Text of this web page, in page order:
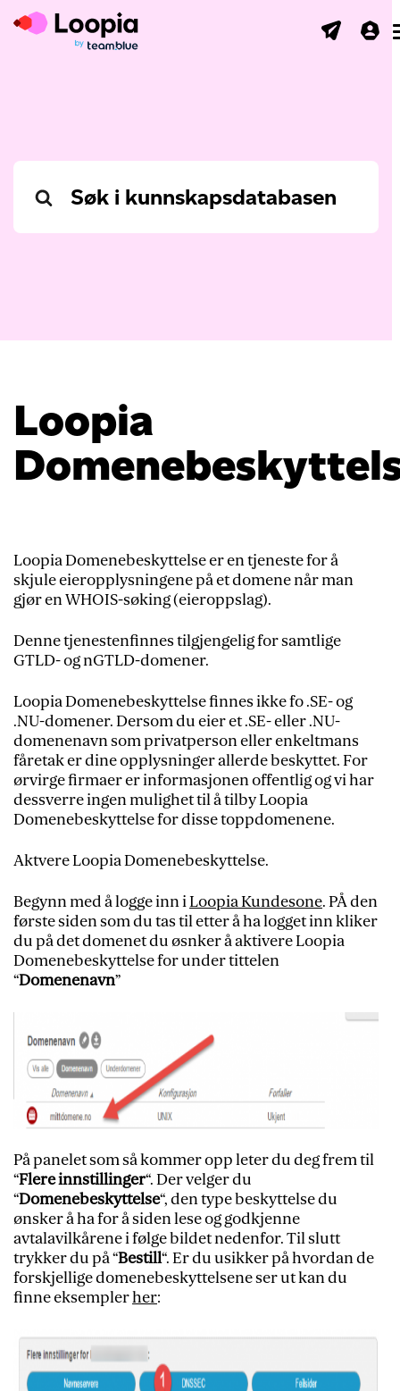
Search
Loopia
Loopia Domenebeskyttelse er en tjeneste for å
skjule eieropplysningene på et domene når man
gjør en WHOIS-søking (eieroppslag).
Denne tjenestenfinnes tilgjengelig for samtlige
GTLD- og nGTLD-domener.
Loopia Domenebeskyttelse finnes ikke fo .SE- og
.NU-domener. Dersom du eier et .SE- eller .NU-
domenenavn som privatperson eller enkeltmans
fåretak er dine opplysninger allerde beskyttet. For
ørvirge firmaer er informasjonen offentlig og vi har
dessverre ingen mulighet til å tilby Loopia
Domenebeskyttelse for disse toppdomenene.
Aktvere Loopia Domenebeskyttelse.
Begynn med å logge inn iLoopia Kundesone. PÅ den
første siden som du tas til etter å ha logget inn kliker
du på det domenet du øsnker å aktivere Loopia
Domenebeskyttelse for under tittelen
“Domenenavn”
På panelet som så kommer opp leter du deg frem til
“Flere innstillinger“. Der velger du
“Domenebeskyttelse“, den type beskyttelse du
ønsker å ha for å siden lese og godkjenne
avtalavilkårene i følge bildet nedenfor. Til slutt
trykker du på “Bestill“. Er du usikker på hvordan de
forskjellige domenebeskyttelsene ser ut kan du
finne eksemplerher: